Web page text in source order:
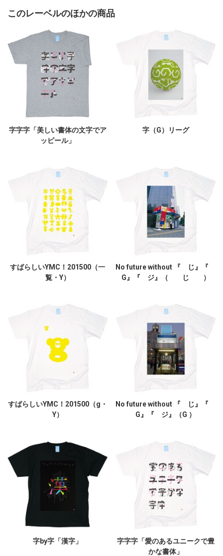
このレーベルのほかの商品
字字字「美しい書体の文字でア
ッピール」
字（G）リーグ
すばらしいYMC！201500（一
覧・Y）
No future without 『 じ』『
G』『 ジ』（ じ ）
すばらしいYMC！201500（g・
Y）
No future without 『 じ』『
G』『 ジ』（G ）
字by字「漢字」
字字字「愛のあるユニークで豊
かな書体」